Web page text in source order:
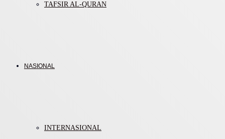
TAFSIR AL-QURAN
NASIONAL
INTERNASIONAL